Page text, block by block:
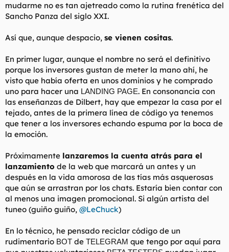
mudarme no es tan ajetreado como la rutina frenética del
Sancho Panza del siglo XXI.
Así que, aunque despacio, se vienen cositas.
En primer lugar, aunque el nombre no será el definitivo
porque los inversores gustan de meter la mano ahí, he
visto que había oferta en unos dominios y he comprado
uno para hacer una LANDING PAGE. En consonancia con
las enseñanzas de Dilbert, hay que empezar la casa por el
tejado, antes de la primera línea de código ya tenemos
que tener a los inversores echando espuma por la boca de
la emoción.
Próximamente lanzaremos la cuenta atrás para el
lanzamiento de la web que marcará un antes y un
después en la vida amorosa de las tías más asquerosas
que aún se arrastran por los chats. Estaría bien contar con
al menos una imagen promocional. Si algún artista del
tuneo (guiño guiño, @LeChuck)
En lo técnico, he pensado reciclar código de un
rudimentario BOT de TELEGRAM que tengo por aquí para